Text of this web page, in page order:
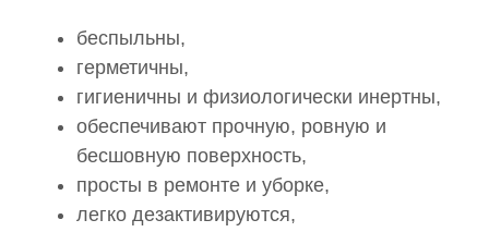
беспыльны,
герметичны,
гигиеничны и физиологически инертны,
обеспечивают прочную, ровную и
бесшовную поверхность,
просты в ремонте и уборке,
легко дезактивируются,